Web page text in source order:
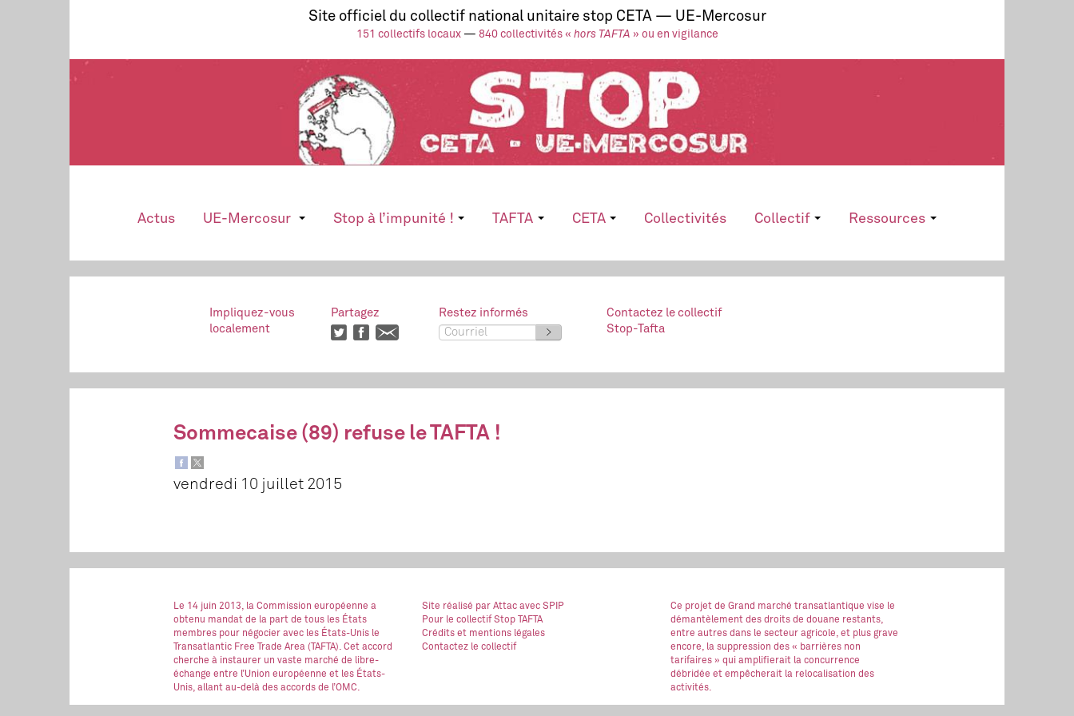
Site officiel du collectif national unitaire stop CETA — UE-Mercosur
151 collectifs locaux— 840 collectivités « hors TAFTA » ou en vigilance
Actus UE-Mercosur Stop à l’impunité ! TAFTA CETA Collectivités Collectif Ressources
Impliquez-vous
localement
Partagez
Restez informés
>
Contactez le collectif
Stop-Tafta
Sommecaise (89) refuse le TAFTA !
vendredi 10 juillet 2015
Le 14 juin 2013, la Commission européenne a
obtenu mandat de la part de tous les États
membres pour négocier avec les États-Unis le
Transatlantic Free Trade Area (TAFTA). Cet accord
cherche à instaurer un vaste marché de libre-
échange entre l’Union européenne et les États-
Unis, allant au-delà des accords de l’OMC.
Site réalisé par Attac avec SPIP
Pour le collectif Stop TAFTA
Crédits et mentions légales
Contactez le collectif
Ce projet de Grand marché transatlantique vise le
démantèlement des droits de douane restants,
entre autres dans le secteur agricole, et plus grave
encore, la suppression des « barrières non
tarifaires » qui amplifierait la concurrence
débridée et empêcherait la relocalisation des
activités.